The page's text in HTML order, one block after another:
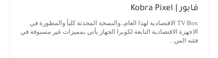
فابور | Kobra Pixel
TV Box الاقتصادية لهذا العام، والنسخة المحدثة كلياً والمطورة في
الاجهزة الاقتصادية التابعة لكوبرا الجهاز يأتي بمميزات غير مسبوقة في
فئته الس...